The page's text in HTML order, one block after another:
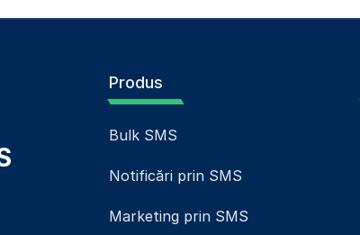
Produs
Bulk SMS
Notificări prin SMS
Marketing prin SMS